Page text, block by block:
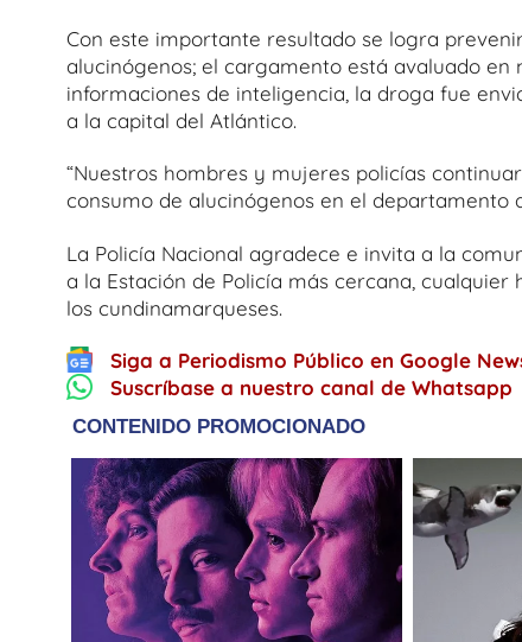
Con este importante resultado se logra
alucinógenos; el cargamento está avaluado en
informaciones de inteligencia, la droga fue
a la capital del Atlántico.
“Nuestros hombres y mujeres policías
consumo de alucinógenos en el departamento
La Policía Nacional agradece e invita a la
a la Estación de Policía más cercana,
los cundinamarqueses.
Siga a Periodismo Público en Google
Suscríbase a nuestro canal de Whatsapp